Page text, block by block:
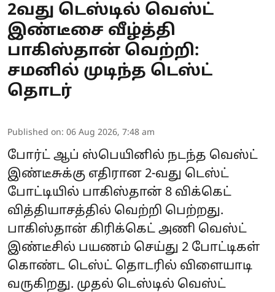
2வது டெஸ்டில் வெஸ்ட்
இண்டீசை வீழ்த்தி
பாகிஸ்தான் வெற்றி:
சமனில் முடிந்த டெஸ்ட்
தொடர்
Published on: 06 Aug 2026, 7:48 am
போர்ட் ஆப் ஸ்பெயினில் நடந்த வெஸ்ட்
இண்டீசுக்கு எதிரான 2-வது டெஸ்ட்
போட்டியில் பாகிஸ்தான் 8 விக்கெட்
வித்தியாசத்தில் வெற்றி பெற்றது.
பாகிஸ்தான் கிரிக்கெட் அணி வெஸ்ட்
இண்டீசில் பயணம் செய்து 2 போட்டிகள்
கொண்ட டெஸ்ட் தொடரில் விளையாடி
வருகிறது. முதல் டெஸ்டில் வெஸ்ட்